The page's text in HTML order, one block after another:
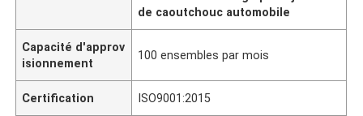
de caoutchouc automobile
Capacité d'approv
isionnement
100 ensembles par mois
Certification ISO9001:2015